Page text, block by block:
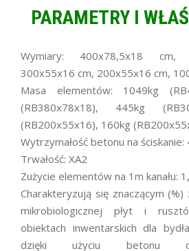
PARAMETRY I
Wymiary: 400x78,5x18 cm,
300x55x16 cm, 200x55x16 cm,
Masa elementów: 1049kg
(RB380x78x18), 445kg
(RB200x55x16), 160kg
Wytrzymałość betonu na ściskanie:
Trwałość: XA2
Zużycie elementów na 1m kanału:
Charakteryzują się znaczącym (%)
mikrobiologicznej płyt i
obiektach inwentarskich dla
dzięki użyciu betonu o